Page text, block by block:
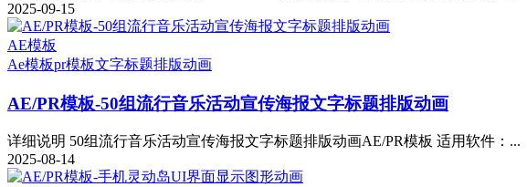
2025-09-15
AE模板
Ae模板pr模板文字标题排版动画
AE/PR模板-50组流行音乐活动宣传海报文字标题排版动画
详细说明 50组流行音乐活动宣传海报文字标题排版动画AE/PR模板 适用软件：...
2025-08-14